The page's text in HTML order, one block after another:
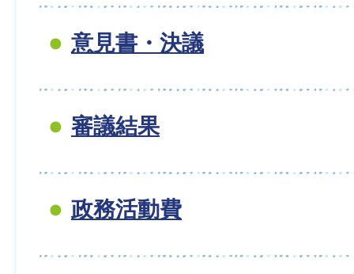
意見書・決議
審議結果
政務活動費